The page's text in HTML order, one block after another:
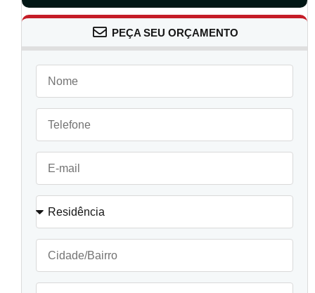
PEÇA SEU ORÇAMENTO